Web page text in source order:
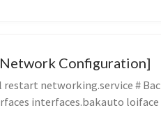
Configuration]
networking.service #
interfaces.bakauto